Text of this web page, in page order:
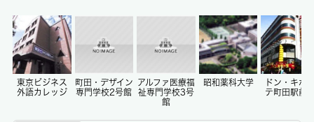
0ヶ月
償却/敷引
-/-
東京ビジネス
外語カレッジ
町田・デザイン
専門学校2号館
アルファ医療福
祉専門学校3号
館
昭和薬科大学
ドン・キホ
テ町田駅前